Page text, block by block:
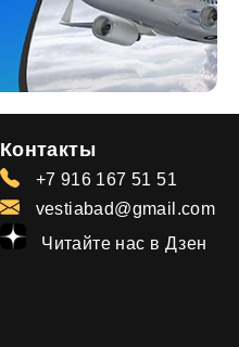
Контакты
+7 916 167 51 51
vestiabad@gmail.com
Читайте нас в Дзен